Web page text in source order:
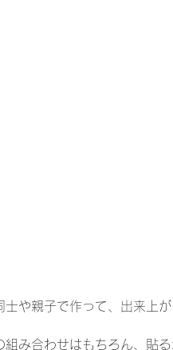
士や親子で作って、出来上
組み合わせはもちろん、貼